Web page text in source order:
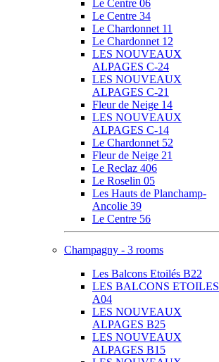
Le Centre 06
Le Centre 34
Le Chardonnet 11
Le Chardonnet 12
LES NOUVEAUX
ALPAGES C-24
LES NOUVEAUX
ALPAGES C-21
Fleur de Neige 14
LES NOUVEAUX
ALPAGES C-14
Le Chardonnet 52
Fleur de Neige 21
Le Reclaz 406
Le Roselin 05
Les Hauts de Planchamp-
Ancolie 39
Le Centre 56
Champagny - 3 rooms
Les Balcons Etoilés B22
LES BALCONS ETOILES
A04
LES NOUVEAUX
ALPAGES B25
LES NOUVEAUX
ALPAGES B15